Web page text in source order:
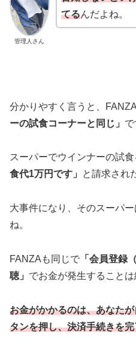
管理人さん
てるんだよね。
分かりやすく言うと、
ーの試食コーナーと同じ」 で
スーパーでウインナーの試
食代1万円です」
と請求され
大事件になり、そのスーパ
ね。
FANZAも同じで 「会員登録
聴」 でお金が発生することは
お金がかかるのは、あなた
タンを押し、決済手続きを